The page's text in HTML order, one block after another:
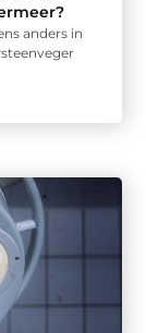
anders in